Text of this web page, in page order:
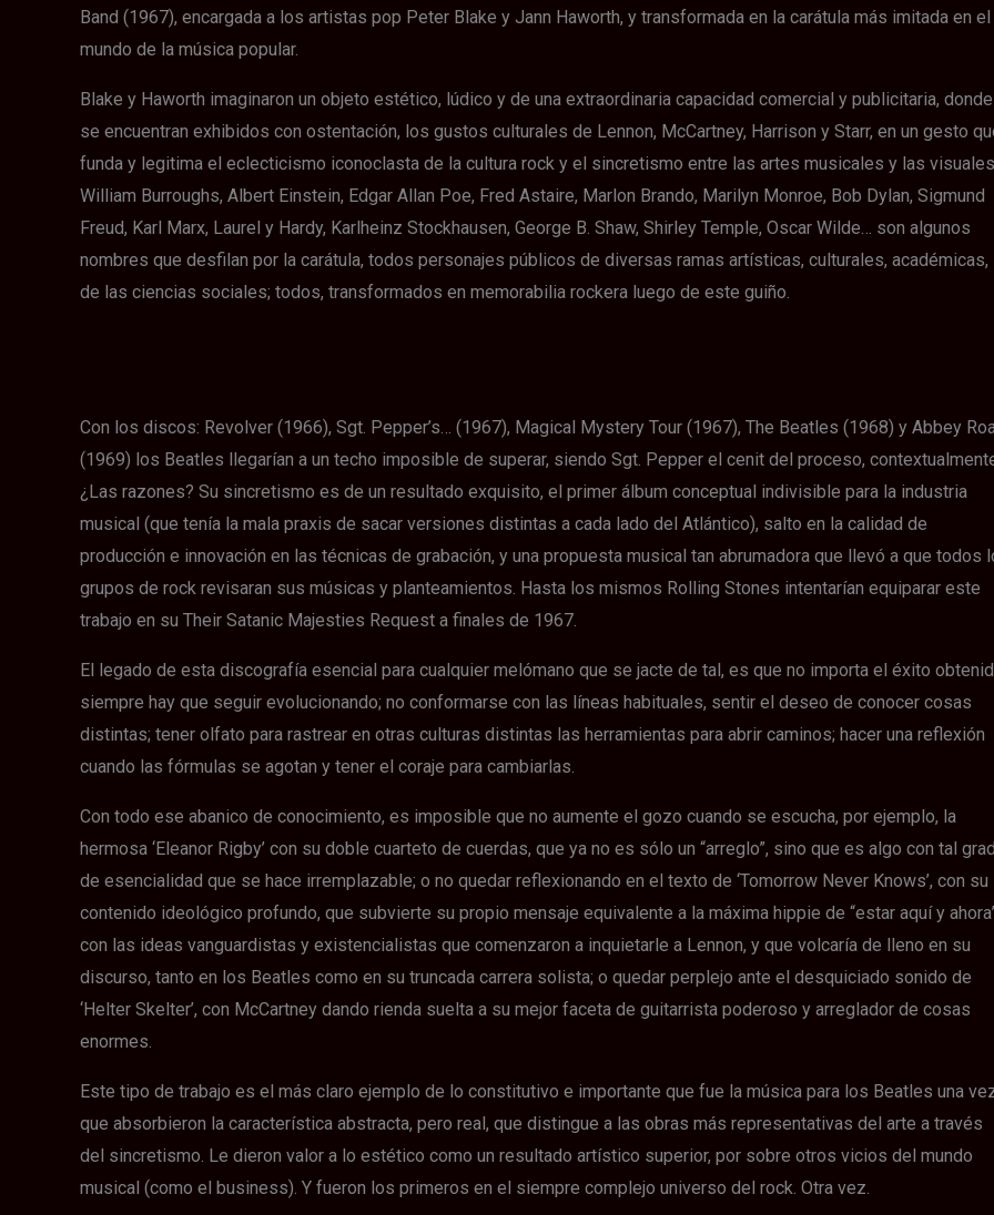
Band (1967), encargada a los artistas pop Peter Blake y Jann Haworth, y transformada en la carátula más imitada en el
mundo de la música popular.
Blake y Haworth imaginaron un objeto estético, lúdico y de una extraordinaria capacidad comercial y publicitaria, donde
se encuentran exhibidos con ostentación, los gustos culturales de Lennon, McCartney, Harrison y Starr, en un gesto
funda y legitima el eclecticismo iconoclasta de la cultura rock y el sincretismo entre las artes musicales y las visuales.
William Burroughs, Albert Einstein, Edgar Allan Poe, Fred Astaire, Marlon Brando, Marilyn Monroe, Bob Dylan, Sigmund
Freud, Karl Marx, Laurel y Hardy, Karlheinz Stockhausen, George B. Shaw, Shirley Temple, Oscar Wilde… son algunos
nombres que desfilan por la carátula, todos personajes públicos de diversas ramas artísticas, culturales, académicas,
de las ciencias sociales; todos, transformados en memorabilia rockera luego de este guiño.
Con los discos: Revolver (1966), Sgt. Pepper’s… (1967), Magical Mystery Tour (1967), The Beatles (1968) y Abbey
(1969) los Beatles llegarían a un techo imposible de superar, siendo Sgt. Pepper el cenit del proceso,
¿Las razones? Su sincretismo es de un resultado exquisito, el primer álbum conceptual indivisible para la industria
musical (que tenía la mala praxis de sacar versiones distintas a cada lado del Atlántico), salto en la calidad de
producción e innovación en las técnicas de grabación, y una propuesta musical tan abrumadora que llevó a que todos
grupos de rock revisaran sus músicas y planteamientos. Hasta los mismos Rolling Stones intentarían equiparar este
trabajo en su Their Satanic Majesties Request a finales de 1967.
El legado de esta discografía esencial para cualquier melómano que se jacte de tal, es que no importa el éxito
siempre hay que seguir evolucionando; no conformarse con las líneas habituales, sentir el deseo de conocer cosas
distintas; tener olfato para rastrear en otras culturas distintas las herramientas para abrir caminos; hacer una reflexión
cuando las fórmulas se agotan y tener el coraje para cambiarlas.
Con todo ese abanico de conocimiento, es imposible que no aumente el gozo cuando se escucha, por ejemplo, la
hermosa ‘Eleanor Rigby’ con su doble cuarteto de cuerdas, que ya no es sólo un “arreglo”, sino que es algo con tal
de esencialidad que se hace irremplazable; o no quedar reflexionando en el texto de ‘Tomorrow Never Knows’, con su
contenido ideológico profundo, que subvierte su propio mensaje equivalente a la máxima hippie de “estar aquí y
con las ideas vanguardistas y existencialistas que comenzaron a inquietarle a Lennon, y que volcaría de lleno en su
discurso, tanto en los Beatles como en su truncada carrera solista; o quedar perplejo ante el desquiciado sonido de
‘Helter Skelter’, con McCartney dando rienda suelta a su mejor faceta de guitarrista poderoso y arreglador de cosas
enormes.
Este tipo de trabajo es el más claro ejemplo de lo constitutivo e importante que fue la música para los Beatles una
que absorbieron la característica abstracta, pero real, que distingue a las obras más representativas del arte a través
del sincretismo. Le dieron valor a lo estético como un resultado artístico superior, por sobre otros vicios del mundo
musical (como el business). Y fueron los primeros en el siempre complejo universo del rock. Otra vez.